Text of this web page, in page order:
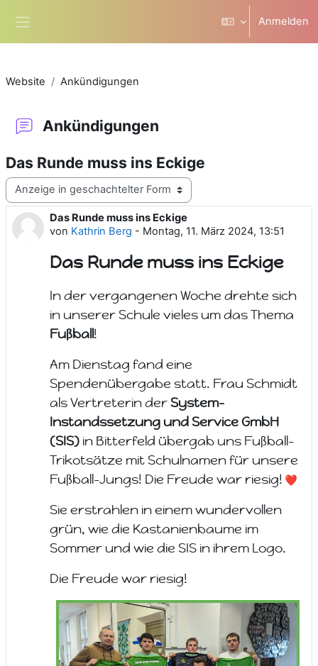
Anmelden
Website Ankündigungen
Ankündigungen
Das Runde muss ins Eckige
Anzeigemodus
Das Runde muss ins Eckige
von Kathrin Berg - Montag, 11. März 2024, 13:51
Anzahl Antworten: 0
Das Runde muss ins Eckige
In der vergangenen Woche drehte sich
in unserer Schule vieles um das Thema
Fußball!
Am Dienstag fand eine
Spendenübergabe statt. Frau Schmidt
als Vertreterin derSystem-
Instandssetzung und Service GmbH
(SIS) in Bitterfeld übergab uns Fußball-
Trikotsätze mit Schulnamen für unsere
Fußball-Jungs! Die Freude war riesig!
Sie erstrahlen in einem wundervollen
grün, wie die Kastanienbaume im
Sommer und wie die SIS in ihrem Logo.
Die Freude war riesig!